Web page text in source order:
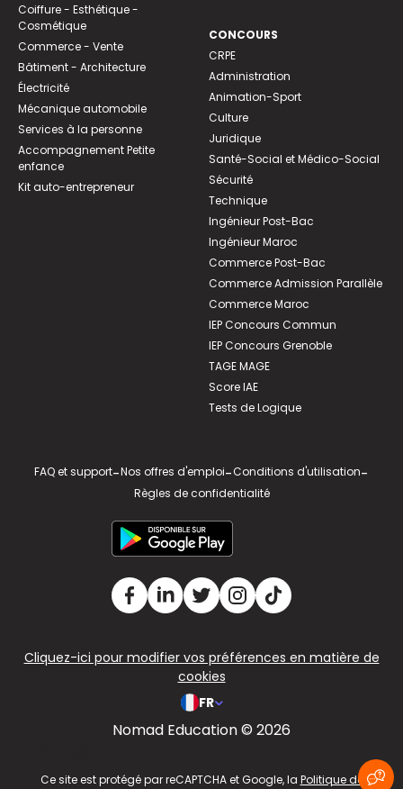
Coiffure - Esthétique -
Cosmétique
Commerce - Vente
Bâtiment - Architecture
Électricité
Mécanique automobile
Services à la personne
Accompagnement Petite
enfance
Kit auto-entrepreneur
CONCOURS
CRPE
Administration
Animation-Sport
Culture
Juridique
Santé-Social et Médico-Social
Sécurité
Technique
Ingénieur Post-Bac
Ingénieur Maroc
Commerce Post-Bac
Commerce Admission Parallèle
Commerce Maroc
IEP Concours Commun
IEP Concours Grenoble
TAGE MAGE
Score IAE
Tests de Logique
FAQ et support-Nos offres d'emploi-Conditions d'utilisation-
Règles de confidentialité
Cliquez-ici pour modifier vos préférences en matière de
cookies
FR
Nomad Education © 2026
Ce site est protégé par reCAPTCHA et Google, la Politique de